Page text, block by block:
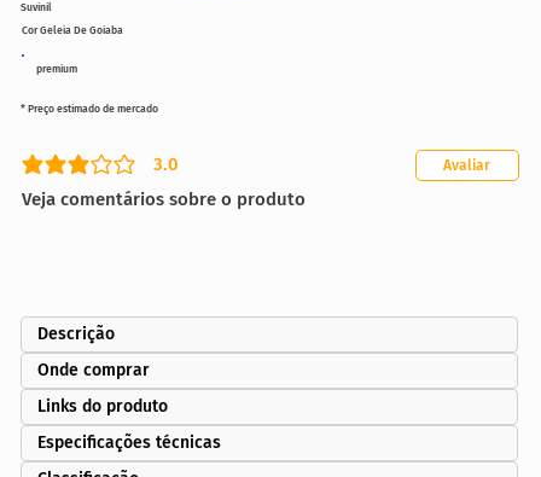
premium
Cor Geleia De Goiaba
3.0
classificação média é 3 de 5
Veja comentários sobre o produto
Avaliar
* Preço estimado de mercado
Suvinil
Descrição
Onde comprar
Links do produto
Especificações técnicas